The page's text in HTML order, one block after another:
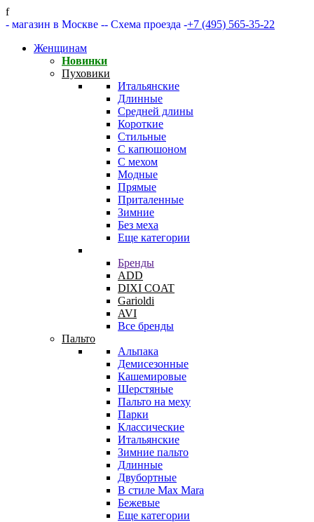
f
- магазин в Москве -- Схема проезда -+7 (495) 565-35-22
Женщинам
Новинки
Пуховики
Итальянские
Длинные
Средней длины
Короткие
Стильные
С капюшоном
С мехом
Модные
Прямые
Приталенные
Зимние
Без меха
Еще категории
Бренды
ADD
DIXI COAT
Garioldi
AVI
Все бренды
Пальто
Альпака
Демисезонные
Кашемировые
Шерстяные
Пальто на меху
Парки
Классические
Итальянские
Зимние пальто
Длинные
Двубортные
В стиле Max Mara
Бежевые
Еще категории